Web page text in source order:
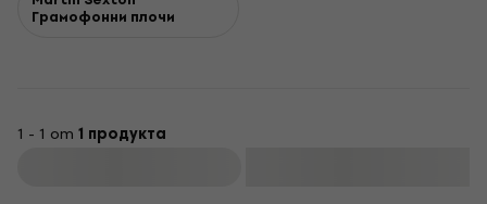
Грамофонни плочи
1 - 1 от 1 продукта